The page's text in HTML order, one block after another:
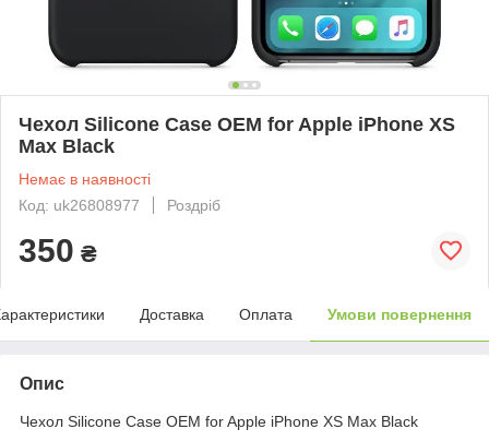
Чехол Silicone Case OEM for Apple iPhone XS
Max Black
Немає в наявності
Код: uk26808977
Роздріб
350 ₴
Доставка Оплата Умови повернення
Опис
Чехол Silicone Case OEM for Apple iPhone XS Max Black